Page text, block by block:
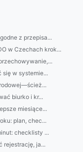
z przepisa...
w Czechach krok...
się w systemie...
biurko i kr...
miesiące...
plan, chec...
checklisty ...
rejestrację, ja...